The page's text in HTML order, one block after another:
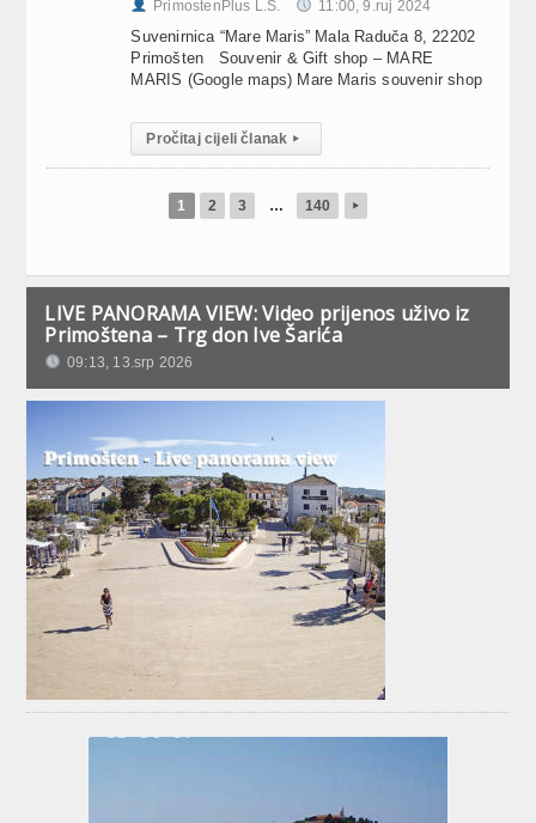
PrimostenPlus L.S. 11:00, 9.ruj 2024
Suvenirnica “Mare Maris” Mala Raduča 8, 22202
Primošten Souvenir & Gift shop – MARE
MARIS (Google maps) Mare Maris souvenir shop
Pročitaj cijeli članak ▸
1 2 3 … 140 ▸
LIVE PANORAMA VIEW: Video prijenos uživo iz
Primoštena – Trg don Ive Šarića
09:13, 13.srp 2026